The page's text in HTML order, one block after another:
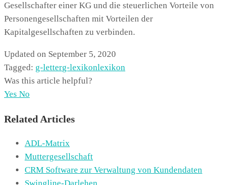
Gesellschafter einer KG und die steuerlichen Vorteile von
Personengesellschaften mit Vorteilen der
Kapitalgesellschaften zu verbinden.
Updated on September 5, 2020
Tagged: g-letterg-lexikonlexikon
Was this article helpful?
Yes No
Related Articles
ADL-Matrix
Muttergesellschaft
CRM Software zur Verwaltung von Kundendaten